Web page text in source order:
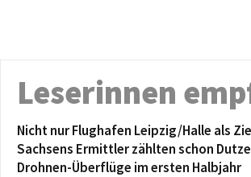
Leserinnen
Nicht nur Flughafen Leipzig/Halle als
Sachsens Ermittler zählten schon
Drohnen-Überflüge im ersten Halbjahr